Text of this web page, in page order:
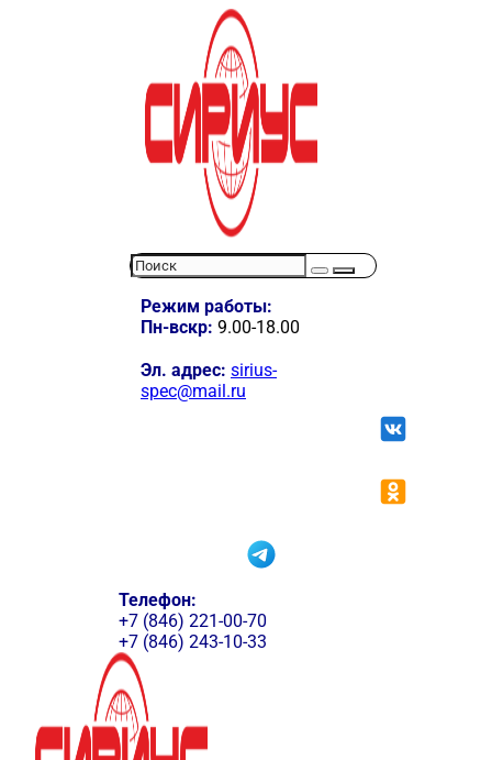
Режим работы:
Пн-вскр: 9.00-18.00
Эл. адрес: sirius-
spec@mail.ru
Телефон:
+7 (846) 221-00-70
+7 (846) 243-10-33